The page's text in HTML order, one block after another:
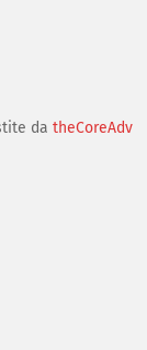
da theCoreAdv